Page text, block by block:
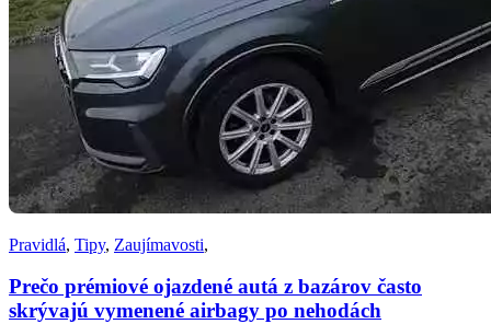
Pravidlá, Tipy, Zaujímavosti,
Prečo prémiové ojazdené autá z bazárov často
skrývajú vymenené airbagy po nehodách